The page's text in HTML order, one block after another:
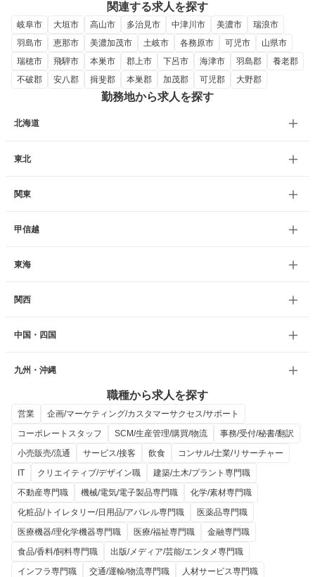
関連する求人を探す
岐阜市 大垣市 高山市 多治見市 中津川市 美濃市
瑞浪市
羽島市
恵那市 美濃加茂市 土岐市 各務原市 可児市
山県市
瑞穂市
飛騨市 本巣市 郡上市 下呂市 海津市 羽島郡
養老郡
不破郡
安八郡 揖斐郡 本巣郡 加茂郡 可児郡 大野郡
勤務地から求人を探す
北海道
東北
関東
甲信越
東海
関西
中国・四国
九州・沖縄
職種から求人を探す
営業
企画/マーケティング/カスタマーサクセス/サポート
コーポレートスタッフ
SCM/生産管理/購買/物流
事務/受付/秘書/翻訳
小売販売/流通
サービス/接客 飲食
コンサル/士業/リサーチャー
IT
クリエイティブ/デザイン職
建築/土木/プラント専門職
不動産専門職
機械/電気/電子製品専門職
化学/素材専門職
化粧品/トイレタリー/日用品/アパレル専門職
医薬品専門職
医療機器/理化学機器専門職
医療/福祉専門職
金融専門職
食品/香料/飼料専門職
出版/メディア/芸能/エンタメ専門職
インフラ専門職
交通/運輸/物流専門職
人材サービス専門職